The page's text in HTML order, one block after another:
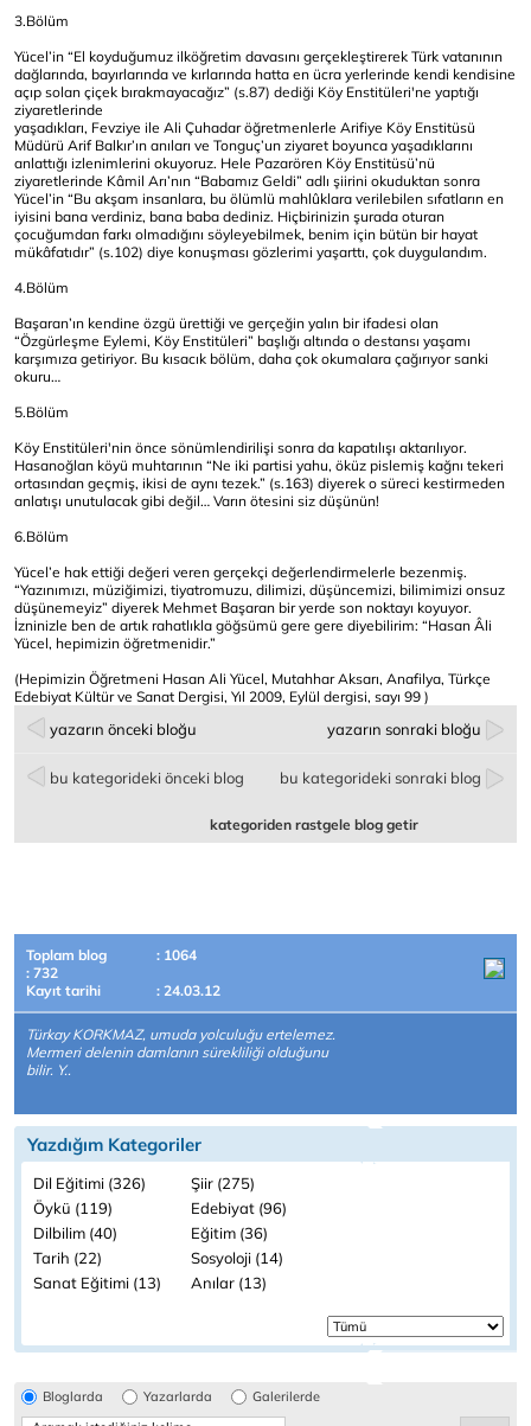
3.Bölüm
Yücel’in “El koyduğumuz ilköğretim davasını gerçekleştirerek Türk vatanının
dağlarında, bayırlarında ve kırlarında hatta en ücra yerlerinde kendi kendisine
açıp solan çiçek bırakmayacağız” (s.87) dediği Köy Enstitüleri'ne yaptığı
ziyaretlerinde
yaşadıkları, Fevziye ile Ali Çuhadar öğretmenlerle Arifiye Köy Enstitüsü
Müdürü Arif Balkır’ın anıları ve Tonguç’un ziyaret boyunca yaşadıklarını
anlattığı izlenimlerini okuyoruz. Hele Pazarören Köy Enstitüsü’nü
ziyaretlerinde Kâmil Arı’nın “Babamız Geldi” adlı şiirini okuduktan sonra
Yücel’in “Bu akşam insanlara, bu ölümlü mahlûklara verilebilen sıfatların en
iyisini bana verdiniz, bana baba dediniz. Hiçbirinizin şurada oturan
çocuğumdan farkı olmadığını söyleyebilmek, benim için bütün bir hayat
mükâfatıdır” (s.102) diye konuşması gözlerimi yaşarttı, çok duygulandım.
4.Bölüm
Başaran’ın kendine özgü ürettiği ve gerçeğin yalın bir ifadesi olan
“Özgürleşme Eylemi, Köy Enstitüleri” başlığı altında o destansı yaşamı
karşımıza getiriyor. Bu kısacık bölüm, daha çok okumalara çağırıyor sanki
okuru…
5.Bölüm
Köy Enstitüleri'nin önce sönümlendirilişi sonra da kapatılışı aktarılıyor.
Hasanoğlan köyü muhtarının “Ne iki partisi yahu, öküz pislemiş kağnı tekeri
ortasından geçmiş, ikisi de aynı tezek.” (s.163) diyerek o süreci kestirmeden
anlatışı unutulacak gibi değil… Varın ötesini siz düşünün!
6.Bölüm
Yücel’e hak ettiği değeri veren gerçekçi değerlendirmelerle bezenmiş.
“Yazınımızı, müziğimizi, tiyatromuzu, dilimizi, düşüncemizi, bilimimizi onsuz
düşünemeyiz” diyerek Mehmet Başaran bir yerde son noktayı koyuyor.
İzninizle ben de artık rahatlıkla göğsümü gere gere diyebilirim: “Hasan Âli
Yücel, hepimizin öğretmenidir.”
(Hepimizin Öğretmeni Hasan Ali Yücel, Mutahhar Aksarı, Anafilya, Türkçe
Edebiyat Kültür ve Sanat Dergisi, Yıl 2009, Eylül dergisi, sayı 99 )
yazarın önceki bloğu yazarın sonraki bloğu
bu kategorideki önceki blog bu kategorideki sonraki blog
kategoriden rastgele blog getir
Toplam blog
: 1064
: 732
Kayıt tarihi
: 24.03.12
Türkay KORKMAZ, umuda yolculuğu ertelemez.
Mermeri delenin damlanın sürekliliği olduğunu
bilir. Y..
Yazdığım Kategoriler
Dil Eğitimi (326)
Şiir (275)
Öykü (119)
Edebiyat (96)
Dilbilim (40)
Eğitim (36)
Tarih (22)
Sosyoloji (14)
Sanat Eğitimi (13)
Anılar (13)
Bloglarda Yazarlarda Galerilerde